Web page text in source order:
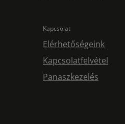
Kapcsolat
Elérhetőségeink
Kapcsolatfelvétel
Panaszkezelés